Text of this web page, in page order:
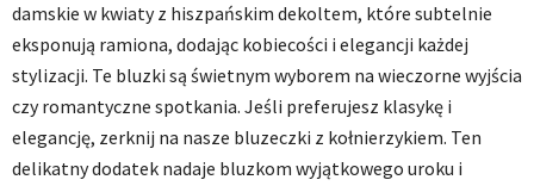
damskie w kwiaty z hiszpańskim dekoltem, które subtelnie
eksponują ramiona, dodając kobiecości i elegancji każdej
stylizacji. Te bluzki są świetnym wyborem na wieczorne wyjścia
czy romantyczne spotkania. Jeśli preferujesz klasykę i
elegancję, zerknij na nasze bluzeczki z kołnierzykiem. Ten
delikatny dodatek nadaje bluzkom wyjątkowego uroku i